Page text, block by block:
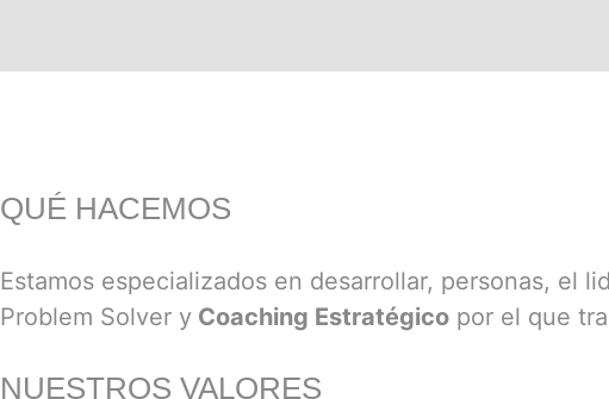
QUÉ HACEMOS
Estamos especializados en desarrollar, personas, el
Problem Solver y Coaching Estratégico por el que
NUESTROS VALORES